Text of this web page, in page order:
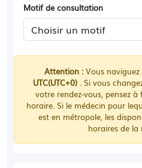
Motif de consultation
Attention :Vous naviguez
UTC(UTC+0) . Si vous
votre rendez-vous, pensez
horaire. Si le médecin pour
est en métropole, les
horaires de la